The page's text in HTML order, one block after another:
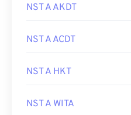
NST A AKDT
NST A ACDT
NST A HKT
NST A WITA